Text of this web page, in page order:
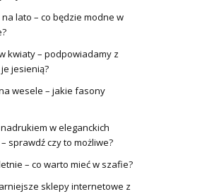
lato – co będzie modne w
kwiaty – podpowiadamy z
je jesienią?
wesele – jakie fasony
w eleganckich
sprawdź czy to możliwe?
– co warto mieć w szafie?
sklepy internetowe z